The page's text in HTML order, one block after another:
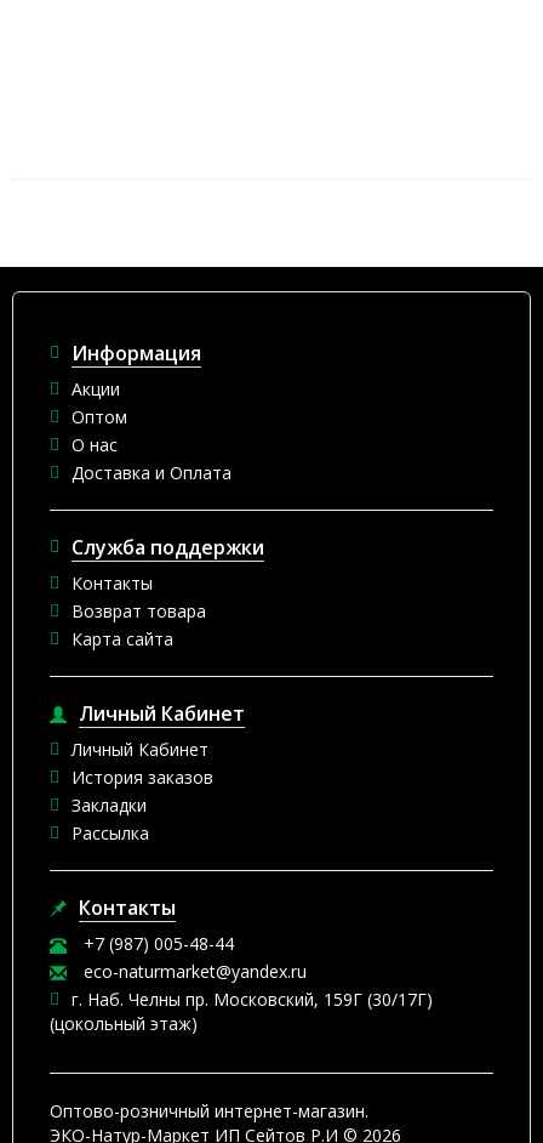
Информация
Акции
Оптом
О нас
Доставка и Оплата
Служба поддержки
Контакты
Возврат товара
Карта сайта
Личный Кабинет
Личный Кабинет
История заказов
Закладки
Рассылка
Контакты
+7 (987) 005-48-44
eco-naturmarket@yandex.ru
г. Наб. Челны пр. Московский, 159Г (30/17Г)
(цокольный этаж)
Оптово-розничный интернет-магазин.
ЭКО-Натур-Маркет ИП Сейтов Р.И © 2026